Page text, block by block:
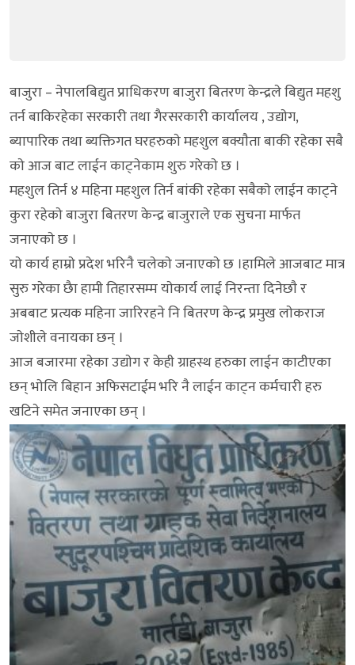
बाजुरा – नेपालबिद्युत प्राधिकरण बाजुरा बितरण केन्द्रले बिद्युत महशु
तर्न बाकिरहेका सरकारी तथा गैरसरकारी कार्यालय , उद्याेग,
ब्यापारिक तथा ब्यक्तिगत घरहरुकाे महशुल बक्याैता बाकी रहेका सबै
काे आज बाट लाईन काट्नेकाम शुरु गरेकाे छ ।
महशुल तिर्न ४ महिना महशुल तिर्न बांकी रहेका सबैकाे लाईन काट्ने
कुरा रहेकाे बाजुरा बितरण केन्द्र बाजुराले एक सुचना मार्फत
जनाएकाे छ ।
याे कार्य हाम्राे प्रदेश भरिनै चलेकाे जनाएकाे छ ।हामिले आजबाट मात्र
सुरु गरेका छैा हामी तिहारसम्म याेकार्य लाई निरन्ता दिनेछाै र
अबबाट प्रत्यक महिना जारिरहने नि बितरण केन्द्र प्रमुख लाेकराज
जाेशीले वनायका छन् ।
आज बजारमा रहेका उद्याेग र केही ग्राहस्थ हरुका लाईन काटीएका
छन् भाेलि बिहान अफिसटाईम भरि नै लाईन काट्न कर्मचारी हरु
खटिने समेत जनाएका छन् ।